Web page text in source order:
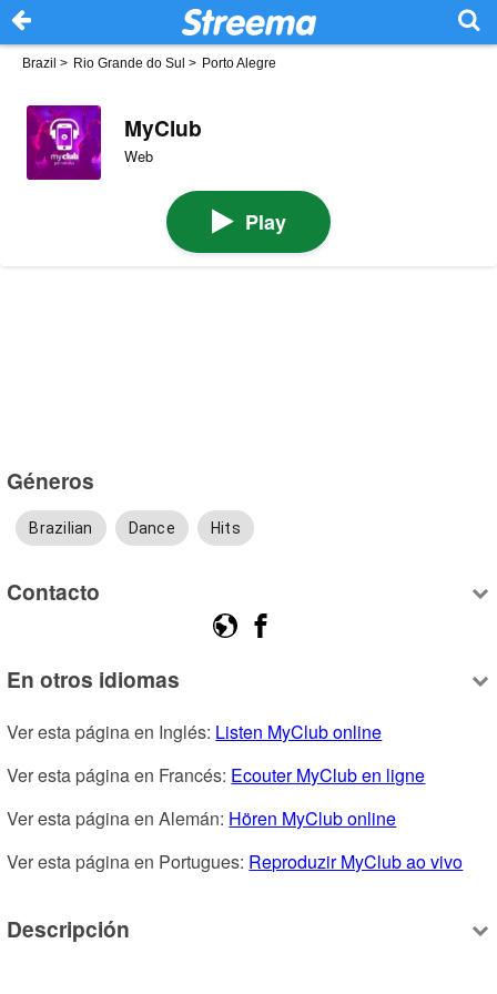
Brazil > Rio Grande do Sul > Porto Alegre
MyClub
Web
Play
Géneros
Brazilian Dance Hits
Contacto
En otros idiomas
Ver esta página en Inglés: Listen MyClub online
Ver esta página en Francés: Ecouter MyClub en ligne
Ver esta página en Alemán: Hören MyClub online
Ver esta página en Portugues: Reproduzir MyClub ao vivo
Descripción